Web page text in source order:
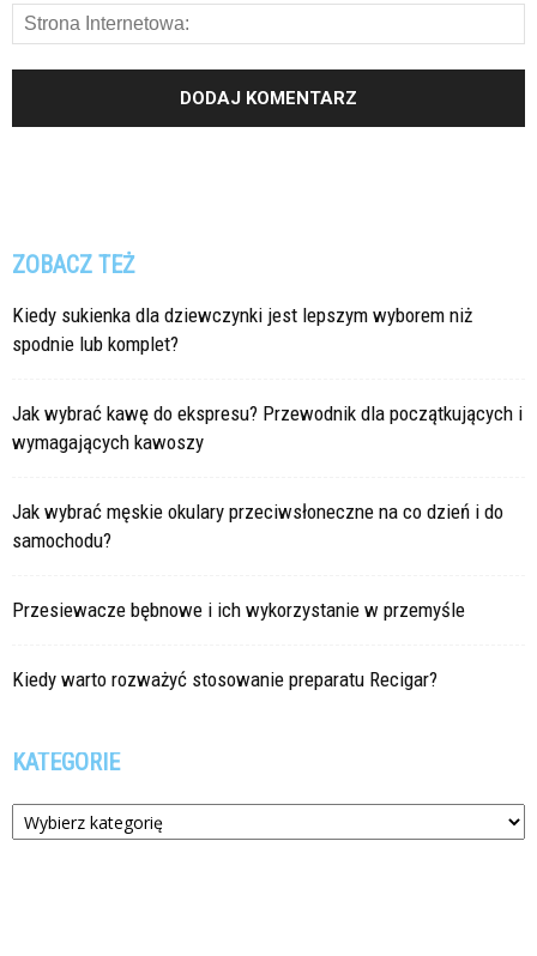
ZOBACZ TEŻ
Kiedy sukienka dla dziewczynki jest lepszym wyborem niż
spodnie lub komplet?
Jak wybrać kawę do ekspresu? Przewodnik dla początkujących i
wymagających kawoszy
Jak wybrać męskie okulary przeciwsłoneczne na co dzień i do
samochodu?
Przesiewacze bębnowe i ich wykorzystanie w przemyśle
Kiedy warto rozważyć stosowanie preparatu Recigar?
KATEGORIE
Kategorie